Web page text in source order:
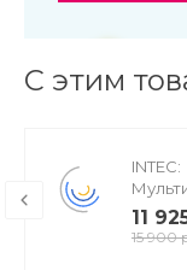
С этим
INTEC:
-
11
15 900